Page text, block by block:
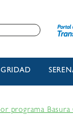
programa Basura